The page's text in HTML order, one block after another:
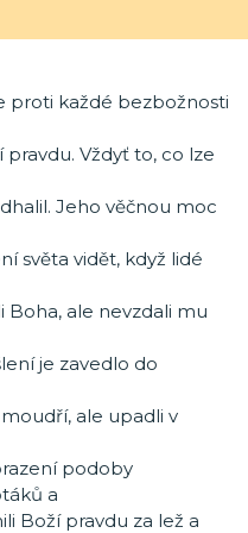
proti každé bezbožnosti
Vždyť to, co lze
Jeho věčnou moc
světa vidět, když lidé
Boha, ale nevzdali mu
je zavedlo do
ale upadli v
podoby
a
Boží pravdu za lež a